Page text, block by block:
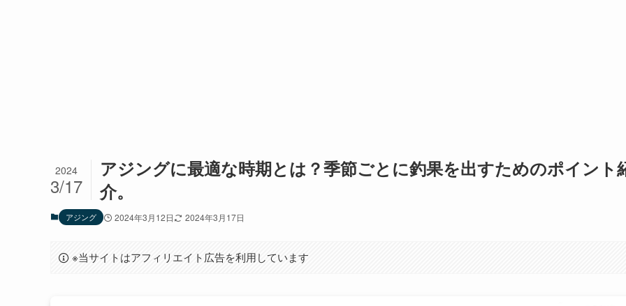
アジングに最適な時期とは？季節ごとに釣果を出すためのポイント
介。
2024
3/17
アジング 2024年3月12日 2024年3月17日
※当サイトはアフィリエイト広告を利用しています